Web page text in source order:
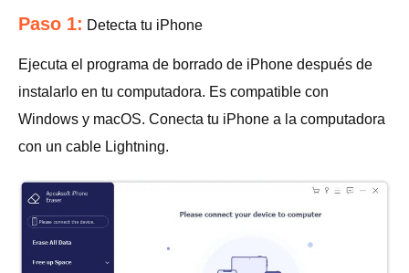
Paso 1: Detecta tu iPhone
Ejecuta el programa de borrado de iPhone después de
instalarlo en tu computadora. Es compatible con
Windows y macOS. Conecta tu iPhone a la computadora
con un cable Lightning.